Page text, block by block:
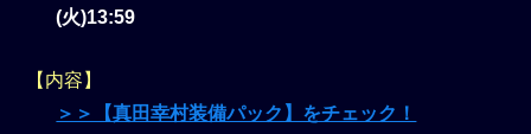
(火)13:59
【内容】
＞＞【真田幸村装備パック】をチェック！